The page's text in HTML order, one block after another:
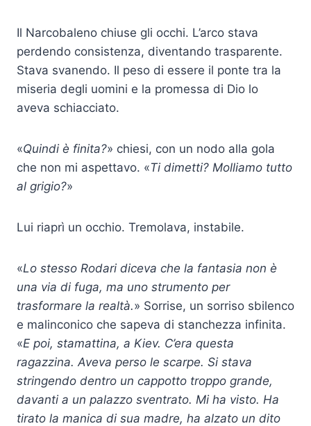
Il Narcobaleno chiuse gli occhi. L’arco stava
perdendo consistenza, diventando trasparente.
Stava svanendo. Il peso di essere il ponte tra la
miseria degli uomini e la promessa di Dio lo
aveva schiacciato.
«Quindi è finita?» chiesi, con un nodo alla gola
che non mi aspettavo. «Ti dimetti? Molliamo tutto
al grigio?»
Lui riaprì un occhio. Tremolava, instabile.
«Lo stesso Rodari diceva che la fantasia non è
una via di fuga, ma uno strumento per
trasformare la realtà.» Sorrise, un sorriso sbilenco
e malinconico che sapeva di stanchezza infinita.
«E poi, stamattina, a Kiev. C’era questa
ragazzina. Aveva perso le scarpe. Si stava
stringendo dentro un cappotto troppo grande,
davanti a un palazzo sventrato. Mi ha visto. Ha
tirato la manica di sua madre, ha alzato un dito